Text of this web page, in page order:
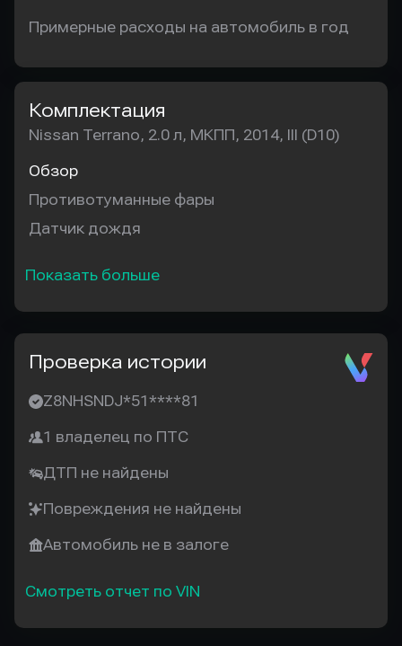
Примерные расходы на автомобиль в год
Комплектация
Nissan Terrano, 2.0 л, МКПП, 2014, III (D10)
Обзор
Противотуманные фары
Датчик дождя
Показать больше
Проверка истории
Z8NHSNDJ*51****81
1 владелец по ПТС
ДТП не найдены
Повреждения не найдены
Автомобиль не в залоге
Смотреть отчет по VIN